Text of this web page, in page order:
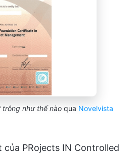
trông như thế nàoqua Novelvista
của PRojects IN Controlled